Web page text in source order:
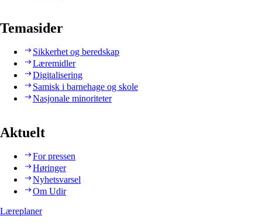
Temasider
Sikkerhet og beredskap
Læremidler
Digitalisering
Samisk i barnehage og skole
Nasjonale minoriteter
Aktuelt
For pressen
Høringer
Nyhetsvarsel
Om Udir
Læreplaner